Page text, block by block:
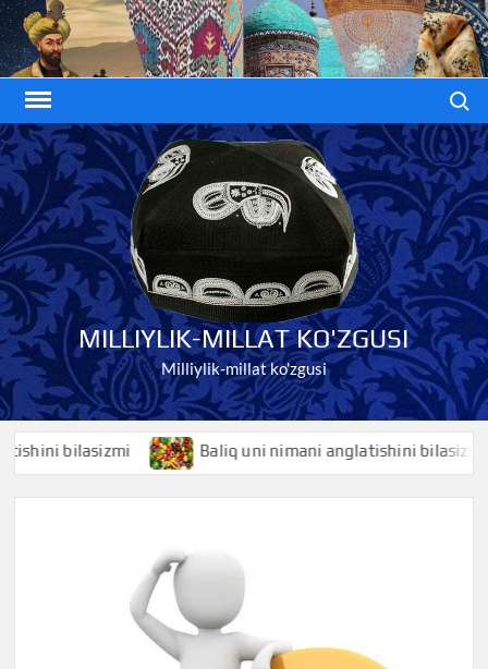
Skip
to
content
MILLIYLIK-MILLAT KO'ZGUSI
Milliylik-millat ko'zgusi
bilasizmi Baliq uni nimani anglatishini bilasizmi